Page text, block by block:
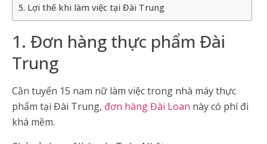
5. Lợi thế khi làm việc tại Đài Trung
1. Đơn hàng thực phẩm Đài
Trung
Cần tuyển 15 nam nữ làm việc trong nhà máy thực
phẩm tại Đài Trung, đơn hàng Đài Loan này có phí đi
khá mềm.